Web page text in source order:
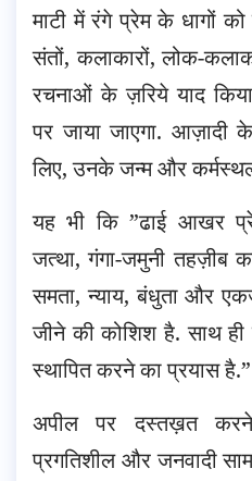
माटी में रंगे प्रेम के धागों
संतों, कलाकारों, लोक-
रचनाओं के ज़रिये याद
पर जाया जाएगा. आज़ादी
लिए, उनके जन्म और
यह भी कि ”ढाई आखर
जत्था, गंगा-जमुनी तहज़ीब
समता, न्याय, बंधुता और
जीने की कोशिश है. साथ
स्थापित करने का प्रयास है.”
अपील पर दस्तख़त
प्रगतिशील और जनवादी